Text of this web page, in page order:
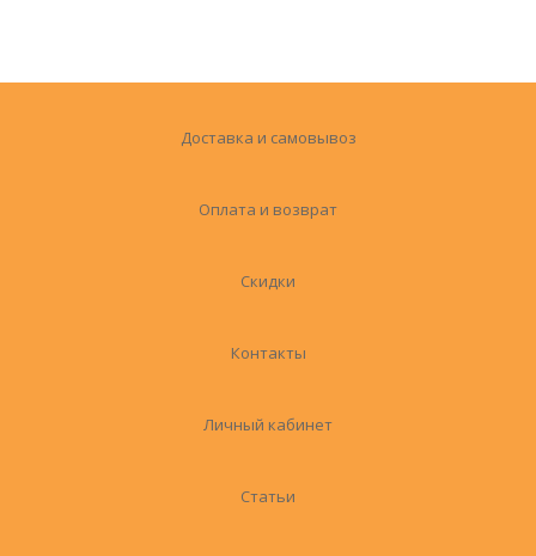
Доставка и самовывоз
Оплата и возврат
Скидки
Контакты
Личный кабинет
Статьи